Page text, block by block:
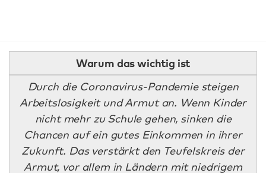
Warum das wichtig ist
Durch die Coronavirus-Pandemie steigen
Arbeitslosigkeit und Armut an. Wenn Kinder
nicht mehr zu Schule gehen, sinken die
Chancen auf ein gutes Einkommen in ihrer
Zukunft. Das verstärkt den Teufelskreis der
Armut, vor allem in Ländern mit niedrigem